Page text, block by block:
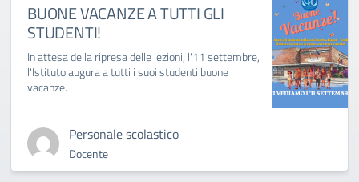
BUONE VACANZE A TUTTI GLI
STUDENTI!
In attesa della ripresa delle lezioni, l'11 settembre,
l'Istituto augura a tutti i suoi studenti buone
vacanze.
Personale scolastico
Docente